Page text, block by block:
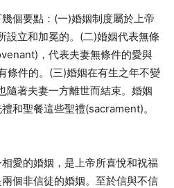
個要點：(一)婚姻制度屬於上帝
立和加冕的。(二)婚姻代表無條
，代表夫妻無條件的愛與
條件的。(三)婚姻在有生之年不變
著夫妻一方離世而結束。婚姻
和聖餐這些聖禮(sacrament)。
愛的婚姻，是上帝所喜悅和祝福
個非信徒的婚姻。至於信與不信